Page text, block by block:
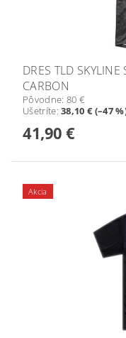
DRES TLD
CARBON
Pôvodne: 80 €
Ušetríte:38,10 € (–47
41,90 €
Akcia